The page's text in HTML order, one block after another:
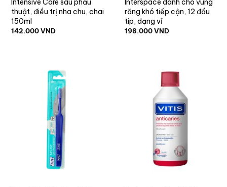
Intensive Care sau phẫu
thuật, điều trị nha chu, chai
150ml
142.000VND
Interspace dành cho vùng
răng khó tiếp cận, 12 đầu
tip, dạng vỉ
198.000VND